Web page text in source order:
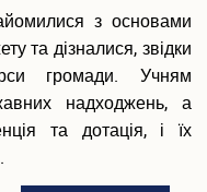
з основами
та дізналися, звідки
громади. Учням
надходжень, а
та дотація, і їх